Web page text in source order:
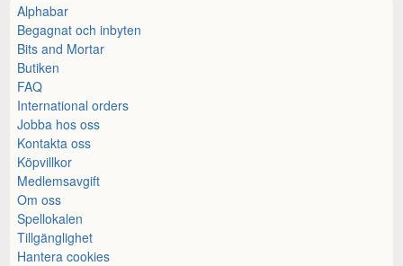
Alphabar
Begagnat och inbyten
Bits and Mortar
Butiken
FAQ
International orders
Jobba hos oss
Kontakta oss
Köpvillkor
Medlemsavgift
Om oss
Spellokalen
Tillgänglighet
Hantera cookies